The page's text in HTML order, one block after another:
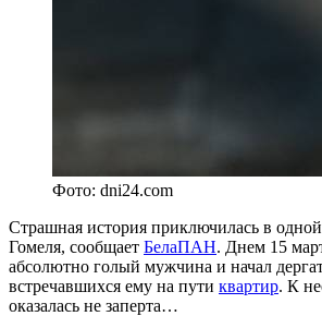
Фото: dni24.com
Страшная история приключилась в
Гомеля, сообщает БелаПАН. Днем 15
абсолютно голый мужчина и начал
встречавшихся ему на пути квартир. К
оказалась не заперта…